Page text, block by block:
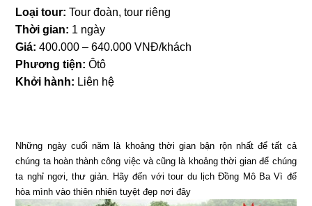
Loại tour:Tour đoàn, tour riêng
Thời gian: 1 ngày
Giá:400.000 – 640.000 VNĐ/khách
Phương tiện:Ôtô
Khởi hành: Liên hệ
Những ngày cuối năm là khoảng thời gian bận rộn nhất để tất cả
chúng ta hoàn thành công việc và cũng là khoảng thời gian để chúng
ta nghỉ ngơi, thư giản. Hãy đến với tour du lịch Đồng Mô Ba Vì để
hòa mình vào thiên nhiên tuyệt đẹp nơi đây